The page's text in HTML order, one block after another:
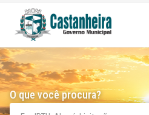
O que você procura?